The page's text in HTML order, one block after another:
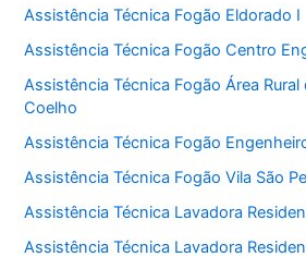
Assistência Técnica Fogão Eldorado I
Assistência Técnica Fogão Centro
Assistência Técnica Fogão Área
Coelho
Assistência Técnica Fogão
Assistência Técnica Fogão Vila São
Assistência Técnica Lavadora
Assistência Técnica Lavadora